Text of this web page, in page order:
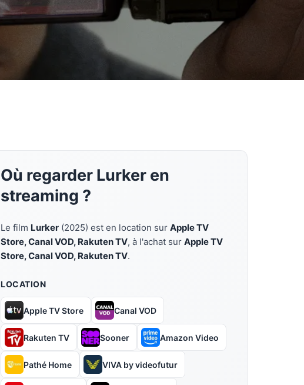
Où regarder Lurker en
streaming ?
Le film Lurker (2025) est en location surApple TV
Store, Canal VOD, Rakuten TV, à l'achat surApple TV
Store, Canal VOD, Rakuten TV.
LOCATION
Apple TV Store Canal VOD
Rakuten TV Sooner Amazon Video
Pathé Home VIVA by videofutur